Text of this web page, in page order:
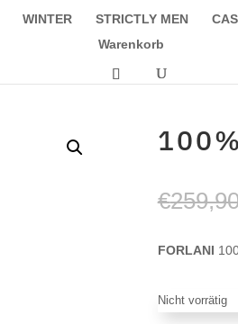
WINTER STRICTLY MEN
Warenkorb
€
FORLANI
Nicht vorrätig